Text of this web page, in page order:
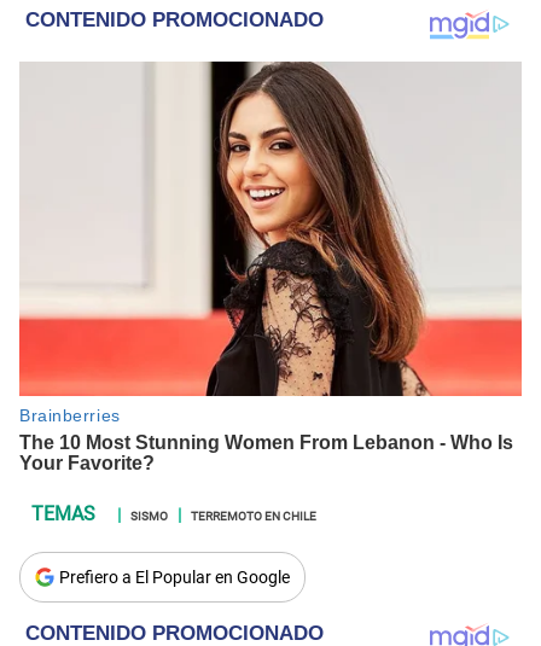
SISMO TERREMOTO EN CHILE
Prefiero a El Popular en Google